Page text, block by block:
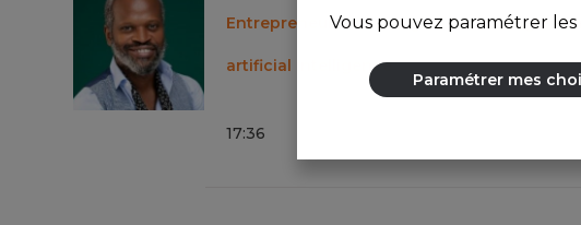
Entrepreneur, about digital technologies
artificial intelligence
17:36
Vous pouvez paramétrer
Paramétrer mes